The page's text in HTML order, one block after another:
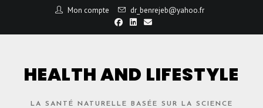
Mon compte dr_benrejeb@yahoo.fr
HEALTH AND LIFESTYLE
LA SANTÉ NATURELLE BASÉE SUR LA SCIENCE